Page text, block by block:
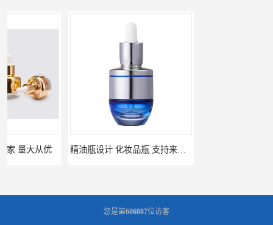
精油瓶设计 化妆品瓶 支持来图定制 精油滴瓶 套装瓶 支持来图定制
您是第606087位访客